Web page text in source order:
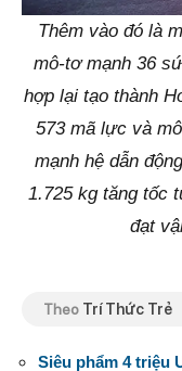
Thêm vào đó là
mô-tơ mạnh 36
hợp lại tạo thành
573 mã lực và
mạnh hệ dẫn
1.725 kg tăng tốc
đạt
Theo Trí Thức Trẻ
Siêu phẩm 4 triệu